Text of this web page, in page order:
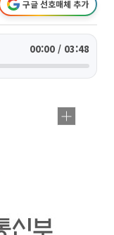
구글 선호매체 추가
00:00 / 03:48